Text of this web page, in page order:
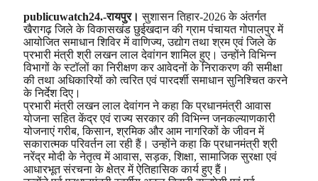
publicuwatch24.-रायपुर। सुशासन तिहार-2026 के अंतर्गत
खैरागढ़ जिले के विकासखंड छुईखदान की ग्राम पंचायत गोपालपुर में
आयोजित समाधान शिविर में वाणिज्य, उद्योग तथा श्रम एवं जिले के
प्रभारी मंत्री श्री लखन लाल देवांगन शामिल हुए। उन्होंने विभिन्न
विभागों के स्टॉलों का निरीक्षण कर आवेदनों के निराकरण की समीक्षा
की तथा अधिकारियों को त्वरित एवं पारदर्शी समाधान सुनिश्चित करने
के निर्देश दिए।
प्रभारी मंत्री लखन लाल देवांगन ने कहा कि प्रधानमंत्री आवास
योजना सहित केंद्र एवं राज्य सरकार की विभिन्न जनकल्याणकारी
योजनाएं गरीब, किसान, श्रमिक और आम नागरिकों के जीवन में
सकारात्मक परिवर्तन ला रही हैं। उन्होंने कहा कि प्रधानमंत्री श्री
नरेंद्र मोदी के नेतृत्व में आवास, सड़क, शिक्षा, सामाजिक सुरक्षा एवं
आधारभूत संरचना के क्षेत्र में ऐतिहासिक कार्य हुए हैं।